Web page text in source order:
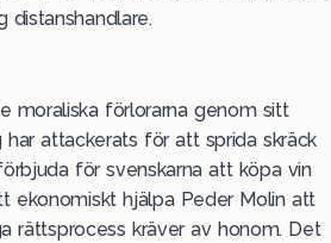
distanshandlare.
moraliska förlorarna genom sitt
attackerats för att sprida skräck
för svenskarna att köpa vin
ekonomiskt hjälpa Peder Molin att
rättsprocess kräver av honom. Det